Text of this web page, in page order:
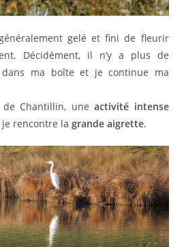
gelé et fini de fleurir
Décidément, il n’y a plus de
ma boîte et je continue ma
de Chantillin, une activité intense
je rencontre lagrande aigrette.